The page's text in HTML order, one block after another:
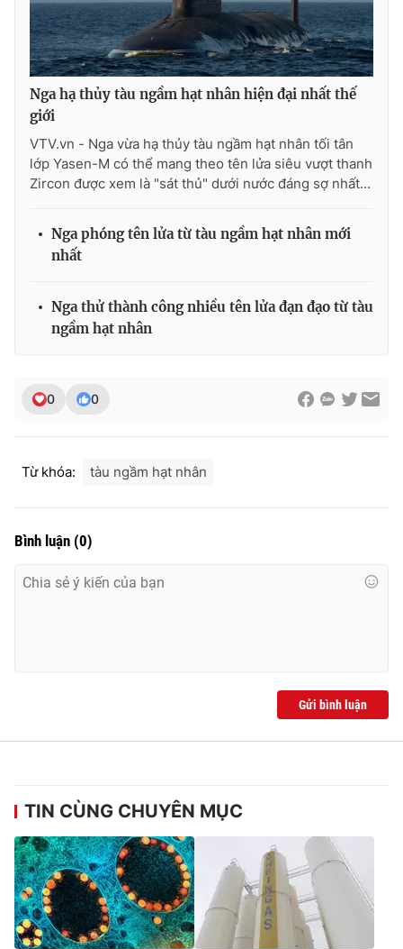
THỜI BÁO VTV
Theo dõi báo trên
Cơ quan chủ quản: Đài Truyền hình Việt Nam
Cơ quan báo chí:
Tổng Biên tập:
Vũ Thanh Thủy
024.38 355 931 - 024.38 355 932
Liên hệ quảng cáo:024-7300.7108
® Cấm sao chép dưới mọi hình thức nếu không có sự chấp
Nga hạ thủy tàu ngầm hạt nhân hiện đại nhất thế
giới
VTV.vn - Nga vừa hạ thủy tàu ngầm hạt nhân tối tân
lớp Yasen-M có thể mang theo tên lửa siêu vượt thanh
Zircon được xem là "sát thủ" dưới nước đáng sợ nhất...
Nga phóng tên lửa từ tàu ngầm hạt nhân mới
nhất
Nga thử thành công nhiều tên lửa đạn đạo từ tàu
ngầm hạt nhân
0 0
Từ khóa: tàu ngầm hạt nhân
Bình luận (0)
Gửi bình luận
TIN CÙNG CHUYÊN MỤC